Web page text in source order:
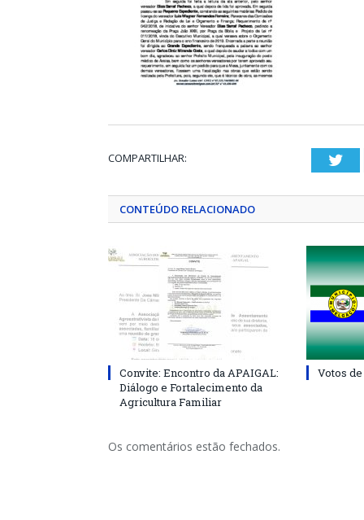
COMPARTILHAR:
CONTEÚDO RELACIONADO
Convite: Encontro da APAIGAL:
Diálogo e Fortalecimento da
Agricultura Familiar
Votos
Os comentários estão fechados.